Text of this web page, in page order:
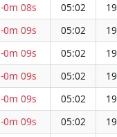
-0m 08s 05:02
-0m 09s 05:02
-0m 09s 05:02
-0m 09s 05:02
-0m 09s 05:02
-0m 09s 05:02